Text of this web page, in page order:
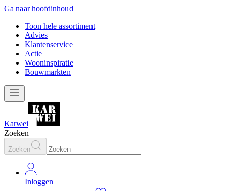
Ga naar hoofdinhoud
Toon hele assortiment
Advies
Klantenservice
Actie
Wooninspiratie
Bouwmarkten
Karwei
Zoeken
Zoeken
Inloggen